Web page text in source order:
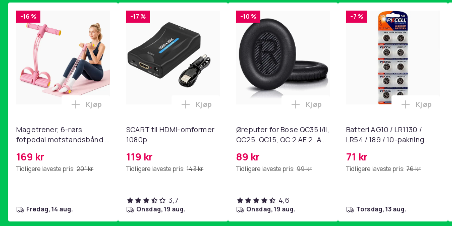
-16 %
Magetrener, 6-rørs
fotpedal motstandsbånd -
yoga og
hjemmegymnastikk Pink
169 kr
Tidligere laveste pris: 201 kr
Legg Magetrener, 6-rørs fotpedal motstandsbånd - mage- og kjernetrening, yoga og
Kjøp
fredag, 14 aug.
-17 %
SCART til HDMI-omformer
1080p
119 kr
Tidligere laveste pris: 143 kr
Legg SCART til HDMI-omformer 1080p i handlekurven
Kjøp
3,7
onsdag, 19 aug.
-10 %
Øreputer for Bose QC35 I/II,
QC25, QC15, QC 2 AE 2, AE
SoundLink Black
89 kr
Tidligere laveste pris: 99 kr
Legg Øreputer for Bose QC35 I/II, QC25,
Kjøp
4,6
onsdag, 19 aug.
-7 %
Batteri AG10 / LR1130 /
LR54 / 189 / 10-pakning
71 kr
Tidligere laveste pris: 76 kr
Legg
Kjøp
torsdag, 13 aug.